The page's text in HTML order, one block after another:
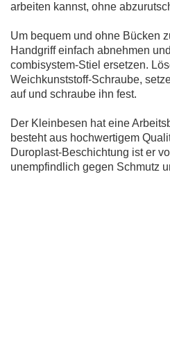
arbeiten kannst, ohne
Um bequem und ohne Bücken
Handgriff einfach abnehmen
combisystem-Stiel ersetzen.
Weichkunststoff-Schraube,
auf und schraube ihn fest.
Der Kleinbesen hat eine
besteht aus hochwertigem
Duroplast-Beschichtung ist er
unempfindlich gegen Schmutz